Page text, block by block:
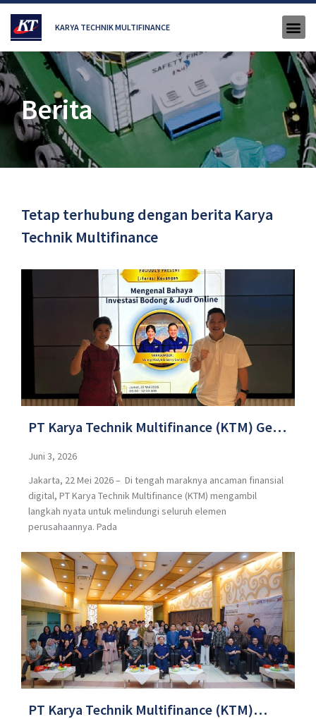
KARYA TECHNIK MULTIFINANCE
Berita
Tetap terhubung dengan berita Karya
Technik Multifinance
PT Karya Technik Multifinance (KTM) Gelar
Seminar Literasi Keuangan Internal,
Edukasi Karyawan Terkait Bahaya
Investasi Ilegal dan Judi Online
Juni 3, 2026
Jakarta, 22 Mei 2026 – Di tengah maraknya ancaman finansial
digital, PT Karya Technik Multifinance (KTM) mengambil
langkah nyata untuk melindungi seluruh elemen
perusahaannya. Pada
PT Karya Technik Multifinance (KTM)